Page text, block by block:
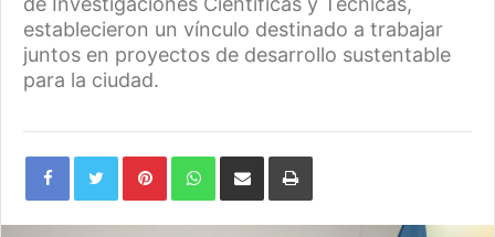
establecieron un vínculo destinado a trabajar
juntos en proyectos de desarrollo sustentable
para la ciudad.
PinterestWhatsAppShare
Email
Print